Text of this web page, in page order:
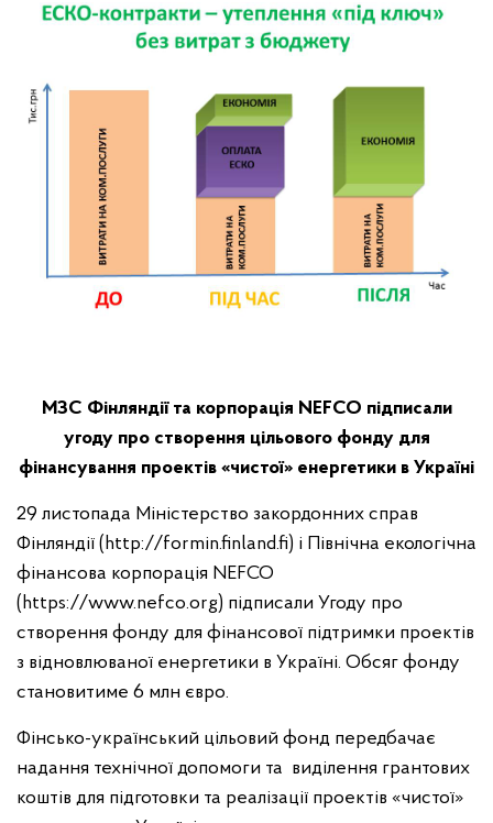
МЗС Фінляндії та корпорація NEFCO підписали
угоду про створення цільового фонду для
фінансування проектів «чистої» енергетики в Україні
29 листопада Міністерство закордонних справ
Фінляндії (http://formin.finland.fi) і Північна екологічна
фінансова корпорація NEFCO
(https://www.nefco.org) підписали Угоду про
створення фонду для фінансової підтримки проектів
з відновлюваної енергетики в Україні. Обсяг фонду
становитиме 6 млн євро.
Фінсько-український цільовий фонд передбачає
надання технічної допомоги та виділення грантових
коштів для підготовки та реалізації проектів «чистої»